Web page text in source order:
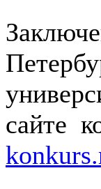
сайте